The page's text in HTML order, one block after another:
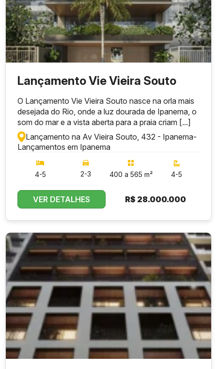
Lançamento Vie Vieira Souto
O Lançamento Vie Vieira Souto nasce na orla mais
desejada do Rio, onde a luz dourada de Ipanema, o
som do mar e a vista aberta para a praia criam [...]
Lançamento na Av Vieira Souto, 432 - Ipanema-
Lançamentos em Ipanema
4-5 2-3 400 a 565 m² 4-5
VER DETALHES R$ 28.000.000